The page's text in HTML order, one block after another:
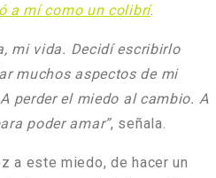
a mí como un colibrí.
mi vida. Decidí escribirlo
muchos aspectos de mi
perder el miedo al cambio. A
poder amar”, señala.
a este miedo, de hacer un